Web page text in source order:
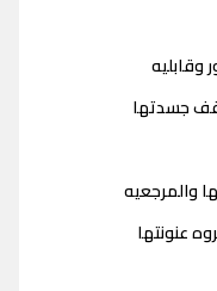
وقابليه
جسدتها
والمرجعيه
عنونتها